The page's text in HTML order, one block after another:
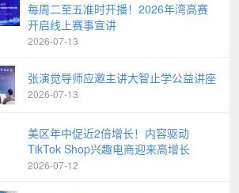
每周二至五准时开播！2026年湾高赛
开启线上赛事宣讲
2026-07-13
张演觉导师应邀主讲大智止学公益讲座
2026-07-13
美区年中促近2倍增长！内容驱动
TikTok Shop兴趣电商迎来高增长
2026-07-12